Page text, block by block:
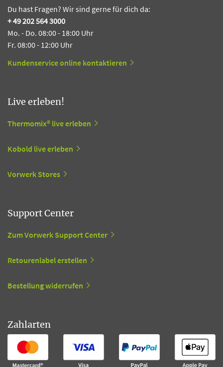
Du hast Fragen? Wir sind gerne für dich da:
+ 49 202 564 3000
Mo. - Do. 08:00 - 18:00 Uhr
Fr. 08:00 - 12:00 Uhr
Kundenservice online kontaktieren
Live erleben!
Thermomix® live erleben
Kobold live erleben
Vorwerk Stores
Support Center
Zum Vorwerk Support Center
Retourenlabel erstellen
Bestellung widerrufen
Zahlarten